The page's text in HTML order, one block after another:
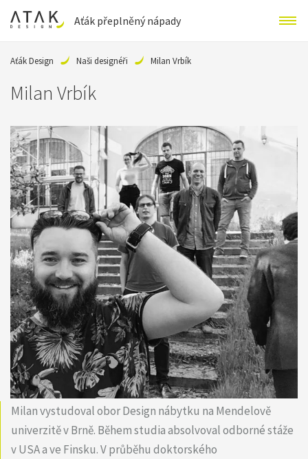
Aťák přeplněný nápady
Aťák Design Naši designéři Milan Vrbík
Milan Vrbík
Milan vystudoval obor Design nábytku na Mendelově
univerzitě v Brně. Během studia absolvoval odborné stáže
v USA a ve Finsku. V průběhu doktorského